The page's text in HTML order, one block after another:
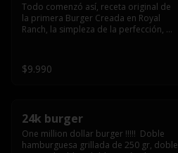
Todo comenzó así, receta original de
la primera Burger Creada en Royal
Ranch, la simpleza de la perfección,
queso cheddar
$9.990
24k burger
One million dollar burger !!!!!  Doble
hamburguesa grillada de 250 gr, doble